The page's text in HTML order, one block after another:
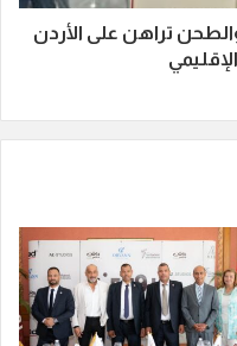
تراهن على الأردن